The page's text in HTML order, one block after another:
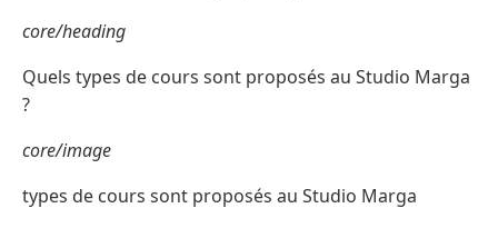
core/heading
Quels types de cours sont proposés au Studio Marga
?
core/image
types de cours sont proposés au Studio Marga